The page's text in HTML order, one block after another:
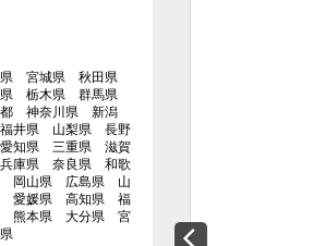
宮城県 秋田県
栃木県 群馬県
神奈川県 新潟
井県 山梨県 長野
知県 三重県 滋賀
庫県 奈良県 和歌
岡山県 広島県 山
愛媛県 高知県 福
熊本県 大分県 宮